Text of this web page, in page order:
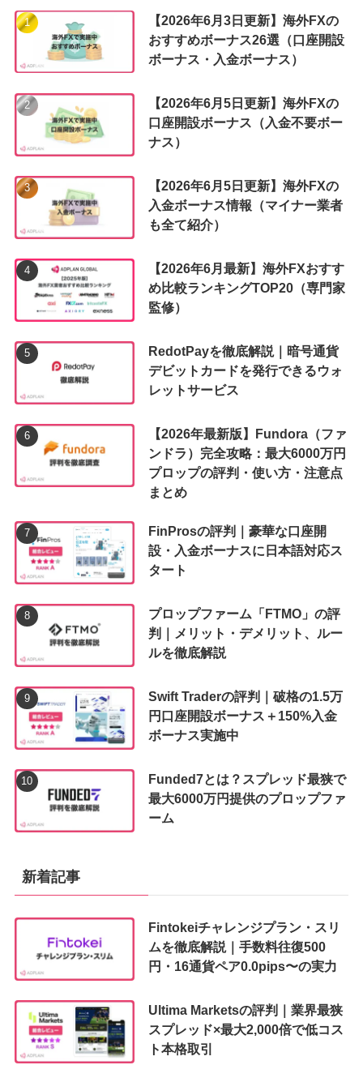
【2026年6月3日更新】海外FXの
おすすめボーナス26選（口座開設
ボーナス・入金ボーナス）
【2026年6月5日更新】海外FXの
口座開設ボーナス（入金不要ボー
ナス）
【2026年6月5日更新】海外FXの
入金ボーナス情報（マイナー業者
も全て紹介）
【2026年6月最新】海外FXおすす
め比較ランキングTOP20（専門家
監修）
RedotPayを徹底解説｜暗号通貨
デビットカードを発行できるウォ
レットサービス
【2026年最新版】Fundora（ファ
ンドラ）完全攻略：最大6000万円
プロップの評判・使い方・注意点
まとめ
FinProsの評判｜豪華な口座開
設・入金ボーナスに日本語対応ス
タート
プロップファーム「FTMO」の評
判｜メリット・デメリット、ルー
ルを徹底解説
Swift Traderの評判｜破格の1.5万
円口座開設ボーナス＋150%入金
ボーナス実施中
Funded7とは？スプレッド最狭で
最大6000万円提供のプロップファ
ーム
新着記事
Fintokeiチャレンジプラン・スリ
ムを徹底解説｜手数料往復500
円・16通貨ペア0.0pips〜の実力
Ultima Marketsの評判｜業界最狭
スプレッド×最大2,000倍で低コス
ト本格取引